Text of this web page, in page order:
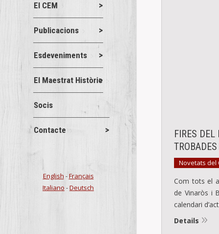
El CEM
Publicacions
Esdeveniments
El Maestrat Històric
Socis
Contacte
English -Français
Italiano -Deutsch
FIRES
Novetats del
Com tots el
de Vinaròs i
calendari
Details